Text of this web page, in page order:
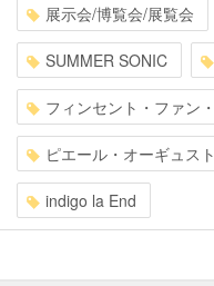
展示会/博覧会/展覧会
SUMMER SONIC
フィンセント・ファン
ピエール・オーギュス
indigo la End